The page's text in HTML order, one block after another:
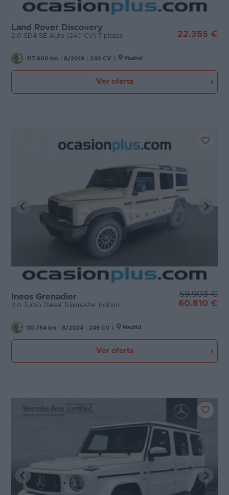
Land Rover Discovery
2.0 SD4 SE Auto (240 CV) 7 plazas 22.355 €
117.900 km 8/2019 240 CV Madrid
Ver oferta
Ineos Grenadier
3.0 Turbo Diésel Trialmaster Edition SW (249 CV)
59.903 €
60.810 €
30.784 km 8/2024 249 CV Madrid
Ver oferta